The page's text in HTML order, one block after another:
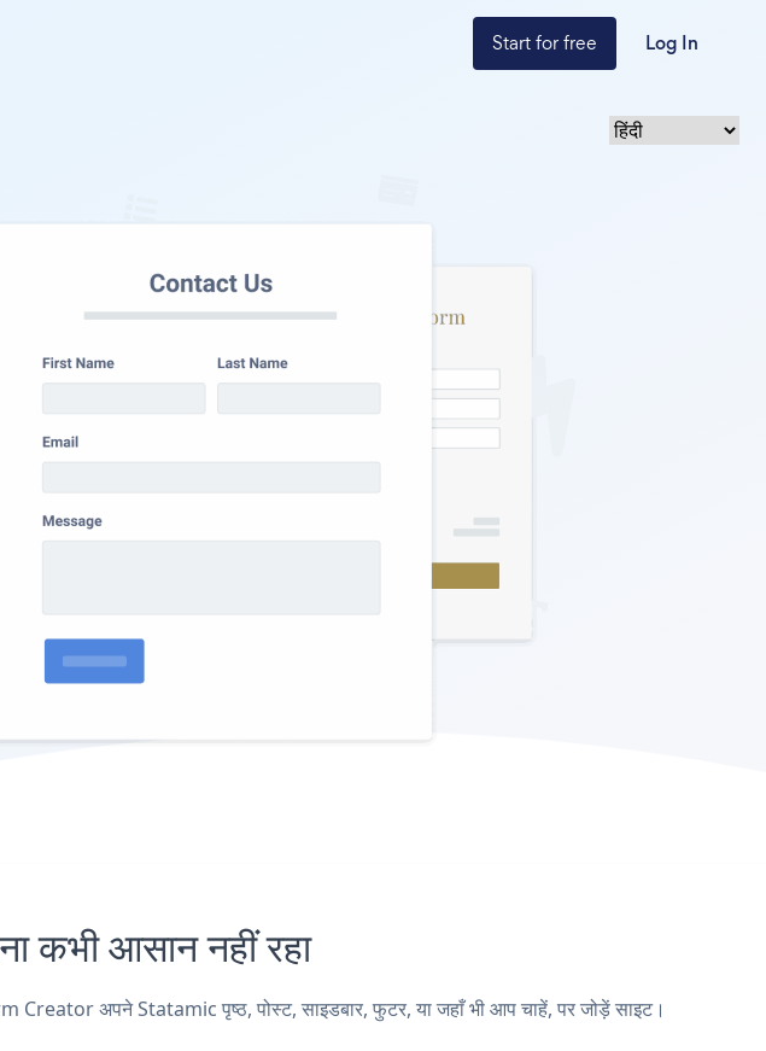
Start for free Log In
आसान नहीं रहा
अपने Statamic पृष्ठ, पोस्ट, साइडबार, फुटर, या जहाँ भी आप चाहें, पर जोड़ें साइट।